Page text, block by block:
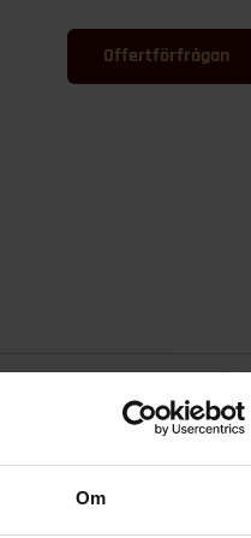
Om
Offertförfrågan